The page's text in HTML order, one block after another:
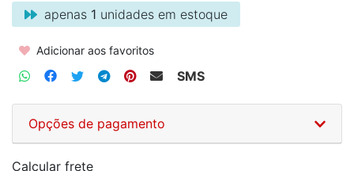
apenas 1 unidades em estoque
Adicionar aos favoritos
SMS
Opções de pagamento
Calcular frete